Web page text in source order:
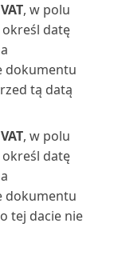
, w polu
określ datę
dokumentu
tą datą
, w polu
określ datę
dokumentu
tej dacie nie